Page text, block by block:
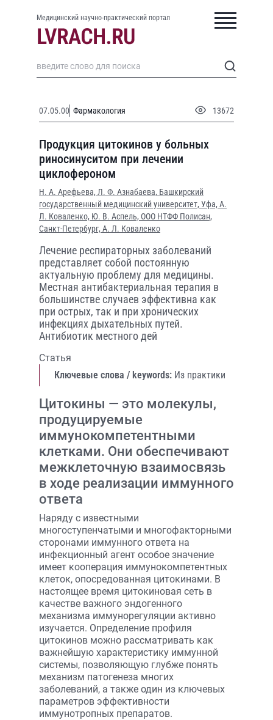
Медицинский научно-практический портал
07.05.00 Фармакология 13672
Продукция цитокинов у больных
риносинуситом при лечении
циклофероном
Н. А. Арефьева, Л. Ф. Азнабаева, Башкирский
государственный медицинский университет, Уфа, А.
Л. Коваленко, Ю. В. Аспель, ООО НТФФ Полисан,
Санкт-Петербург, А. Л. Коваленко
Лечение респираторных заболеваний
представляет собой постоянную
актуальную проблему для медицины.
Местная антибактериальная терапия в
большинстве случаев эффективна как
при острых, так и при хронических
инфекциях дыхательных путей.
Антибиотик местного дей
Статья
Ключевые слова / keywords: Из практики
Цитокины — это молекулы,
продуцируемые
иммунокомпетентными
клетками. Они обеспечивают
межклеточную взаимосвязь
в ходе реализации иммунного
ответа
Наряду с известными
многоступенчатыми и многофакторными
сторонами иммунного ответа на
инфекционный агент особое значение
имеет кооперация иммунокомпетентных
клеток, опосредованная цитокинами. В
настоящее время цитокиновая сеть в
качестве важного эндогенного
механизма иммунорегуляции активно
изучается. Определение профиля
цитокинов можно рассматривать как
важнейшую характеристику иммунной
системы, позволяющую глубже понять
механизм патогенеза многих
заболеваний, а также один из ключевых
параметров эффективности
иммунотропных препаратов.